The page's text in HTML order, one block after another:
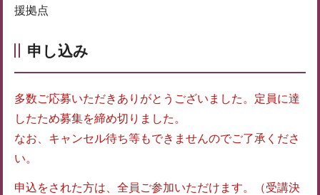
援拠点
申し込み
多数ご応募いただきありがとうございました。定員に達
したため募集を締め切りました。
なお、キャンセル待ち等もできませんのでご了承くださ
い。
申込をされた方は、全員ご参加いただけます。（受講決